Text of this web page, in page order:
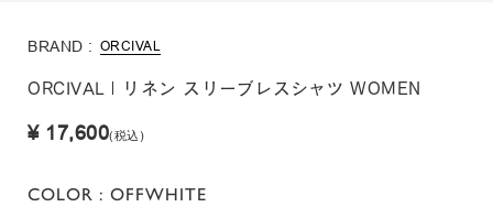
BRAND : ORCIVAL
ORCIVAL | リネン スリーブレスシャツ WOMEN
¥ 17,600(税込)
COLOR : OFFWHITE